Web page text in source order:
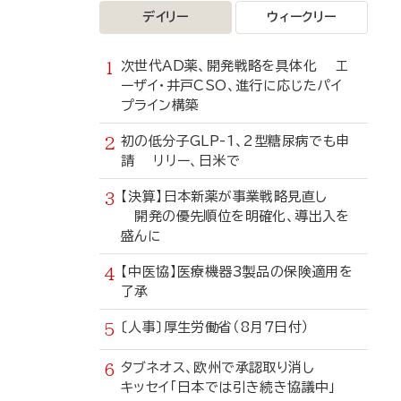
デイリー ウィークリー
次世代AD薬、開発戦略を具体化 エ
ーザイ・井戸CSO、進行に応じたパイ
プライン構築
初の低分子GLP-1、2型糖尿病でも申
請 リリー、日米で
【決算】日本新薬が事業戦略見直し
開発の優先順位を明確化、導出入を
盛んに
【中医協】医療機器3製品の保険適用を
了承
〔人事〕厚生労働省（8月7日付）
タブネオス、欧州で承認取り消し
キッセイ「日本では引き続き協議中」